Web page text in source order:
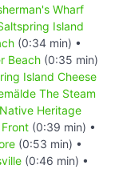
Wharf
Island
(0:34 min) •
Beach (0:35 min)
Island Cheese
The Steam
Heritage
(0:39 min) •
(0:53 min) •
(0:46 min) •